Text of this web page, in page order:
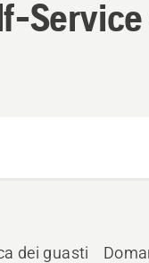
dei guasti